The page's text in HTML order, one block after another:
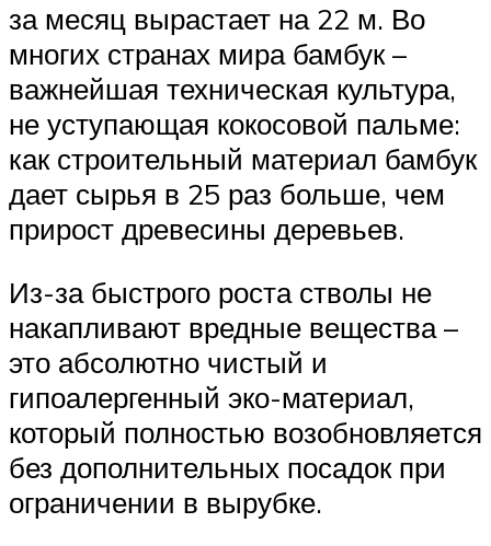
за месяц вырастает на 22 м. Во
многих странах мира бамбук –
важнейшая техническая культура,
не уступающая кокосовой пальме:
как строительный материал бамбук
дает сырья в 25 раз больше, чем
прирост древесины деревьев.
Из-за быстрого роста стволы не
накапливают вредные вещества –
это абсолютно чистый и
гипоалергенный эко-материал,
который полностью возобновляется
без дополнительных посадок при
ограничении в вырубке.